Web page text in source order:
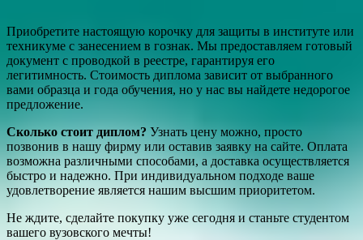
Приобретите настоящую корочку для защиты в институте или
техникуме с занесением в гознак. Мы предоставляем готовый
документ с проводкой в реестре, гарантируя его
легитимность. Стоимость диплома зависит от выбранного
вами образца и года обучения, но у нас вы найдете недорогое
предложение.
Сколько стоит диплом? Узнать цену можно, просто
позвонив в нашу фирму или оставив заявку на сайте. Оплата
возможна различными способами, а доставка осуществляется
быстро и надежно. При индивидуальном подходе ваше
удовлетворение является нашим высшим приоритетом.
Не ждите, сделайте покупку уже сегодня и станьте студентом
вашего вузовского мечты!